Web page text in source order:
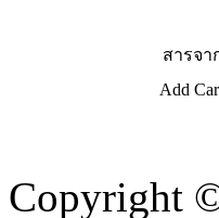
สารจา
Add
Copyright